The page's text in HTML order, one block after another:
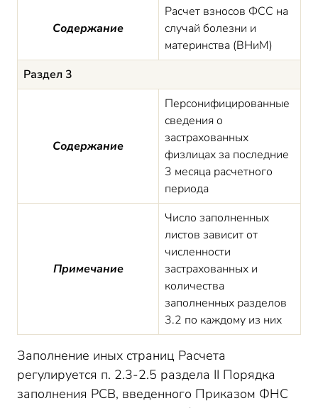
Содержание
Расчет взносов ФСС на
случай болезни и
материнства (ВНиМ)
Раздел 3
Содержание
Персонифицированные
сведения о
застрахованных
физлицах за последние
3 месяца расчетного
периода
Примечание
Число заполненных
листов зависит от
численности
застрахованных и
количества
заполненных разделов
3.2 по каждому из них
Заполнение иных страниц Расчета
регулируется п. 2.3-2.5 раздела II Порядка
заполнения РСВ, введенного Приказом ФНС